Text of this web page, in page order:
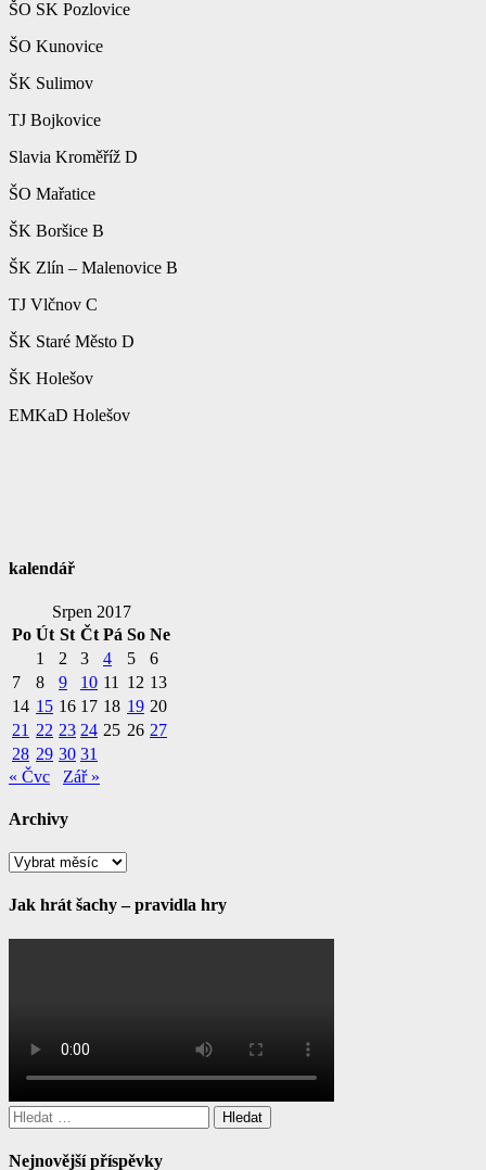
ŠO SK Pozlovice
ŠO Kunovice
ŠK Sulimov
TJ Bojkovice
Slavia Kroměříž D
ŠO Mařatice
ŠK Boršice B
ŠK Zlín – Malenovice B
TJ Vlčnov C
ŠK Staré Město D
ŠK Holešov
EMKaD Holešov
kalendář
Srpen 2017
Po Út St Čt Pá So Ne
1
2 3 4 5
6
7
8 9 10 11 12 13
14 15 16 17 18 19 20
21 22 23 24 25 26 27
28 29 30 31
« Čvc
Zář »
Archivy
Archivy
Jak hrát šachy – pravidla hry
Vyhledávání
Nejnovější příspěvky